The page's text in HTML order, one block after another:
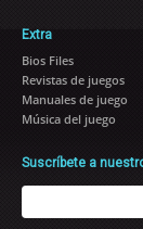
Extra
Bios Files
Revistas de juegos
Manuales de juego
Música del juego
Suscríbete a